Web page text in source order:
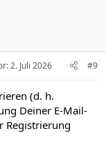
2. Juli 2026 #9
(d. h.
Deiner E-Mail-
Registrierung